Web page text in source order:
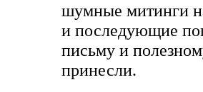
шумные митинги
и последующие
письму и
принесли.